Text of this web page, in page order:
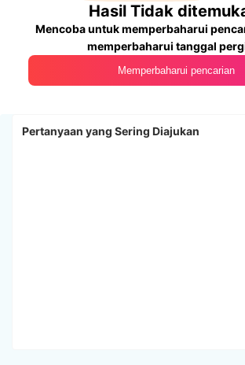
Hasil Tidak
Mencoba untuk memperbaharui
memperbaharui tanggal
Memperbaharui pencarian
Pertanyaan yang Sering Diajukan